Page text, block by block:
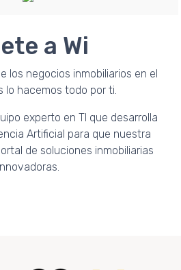
a Wi
los negocios inmobiliarios en el
lo hacemos todo por ti.
experto en TI que desarrolla
Artificial para que nuestra
de soluciones inmobiliarias